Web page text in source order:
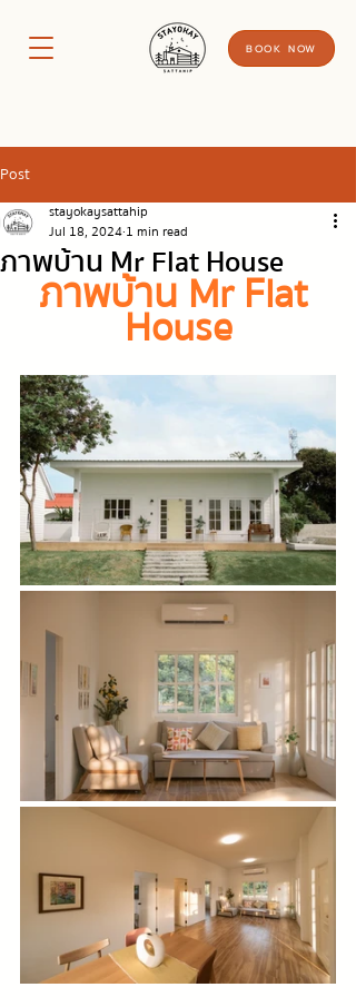
BOOK NOW
Post
ภาพบ้าน Mr Flat House
stayokaysattahip
Jul 18, 2024 1 min read
ภาพบ้าน Mr Flat
House